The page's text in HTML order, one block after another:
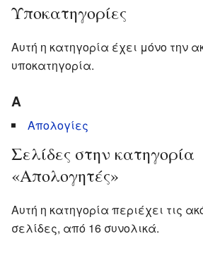
Υποκατηγορίες
Αυτή η κατηγορία έχει μόνο την
υποκατηγορία.
Α
Απολογίες
Σελίδες στην κατηγορία
«Απολογητές»
Αυτή η κατηγορία περιέχει τις
σελίδες, από 16 συνολικά.